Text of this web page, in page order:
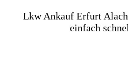
Lkw Ankauf Erfurt
einfach